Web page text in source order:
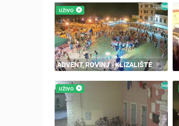
UŽIVO
ADVENT, ROVINJ - KLIZALIŠTE
UŽIVO